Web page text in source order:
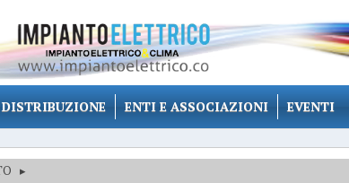
DISTRIBUZIONE ENTI E ASSOCIAZIONI EVENTI
▸